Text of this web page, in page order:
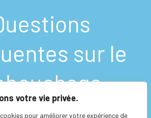
votre vie privée.
pour améliorer votre expérience de
sur le